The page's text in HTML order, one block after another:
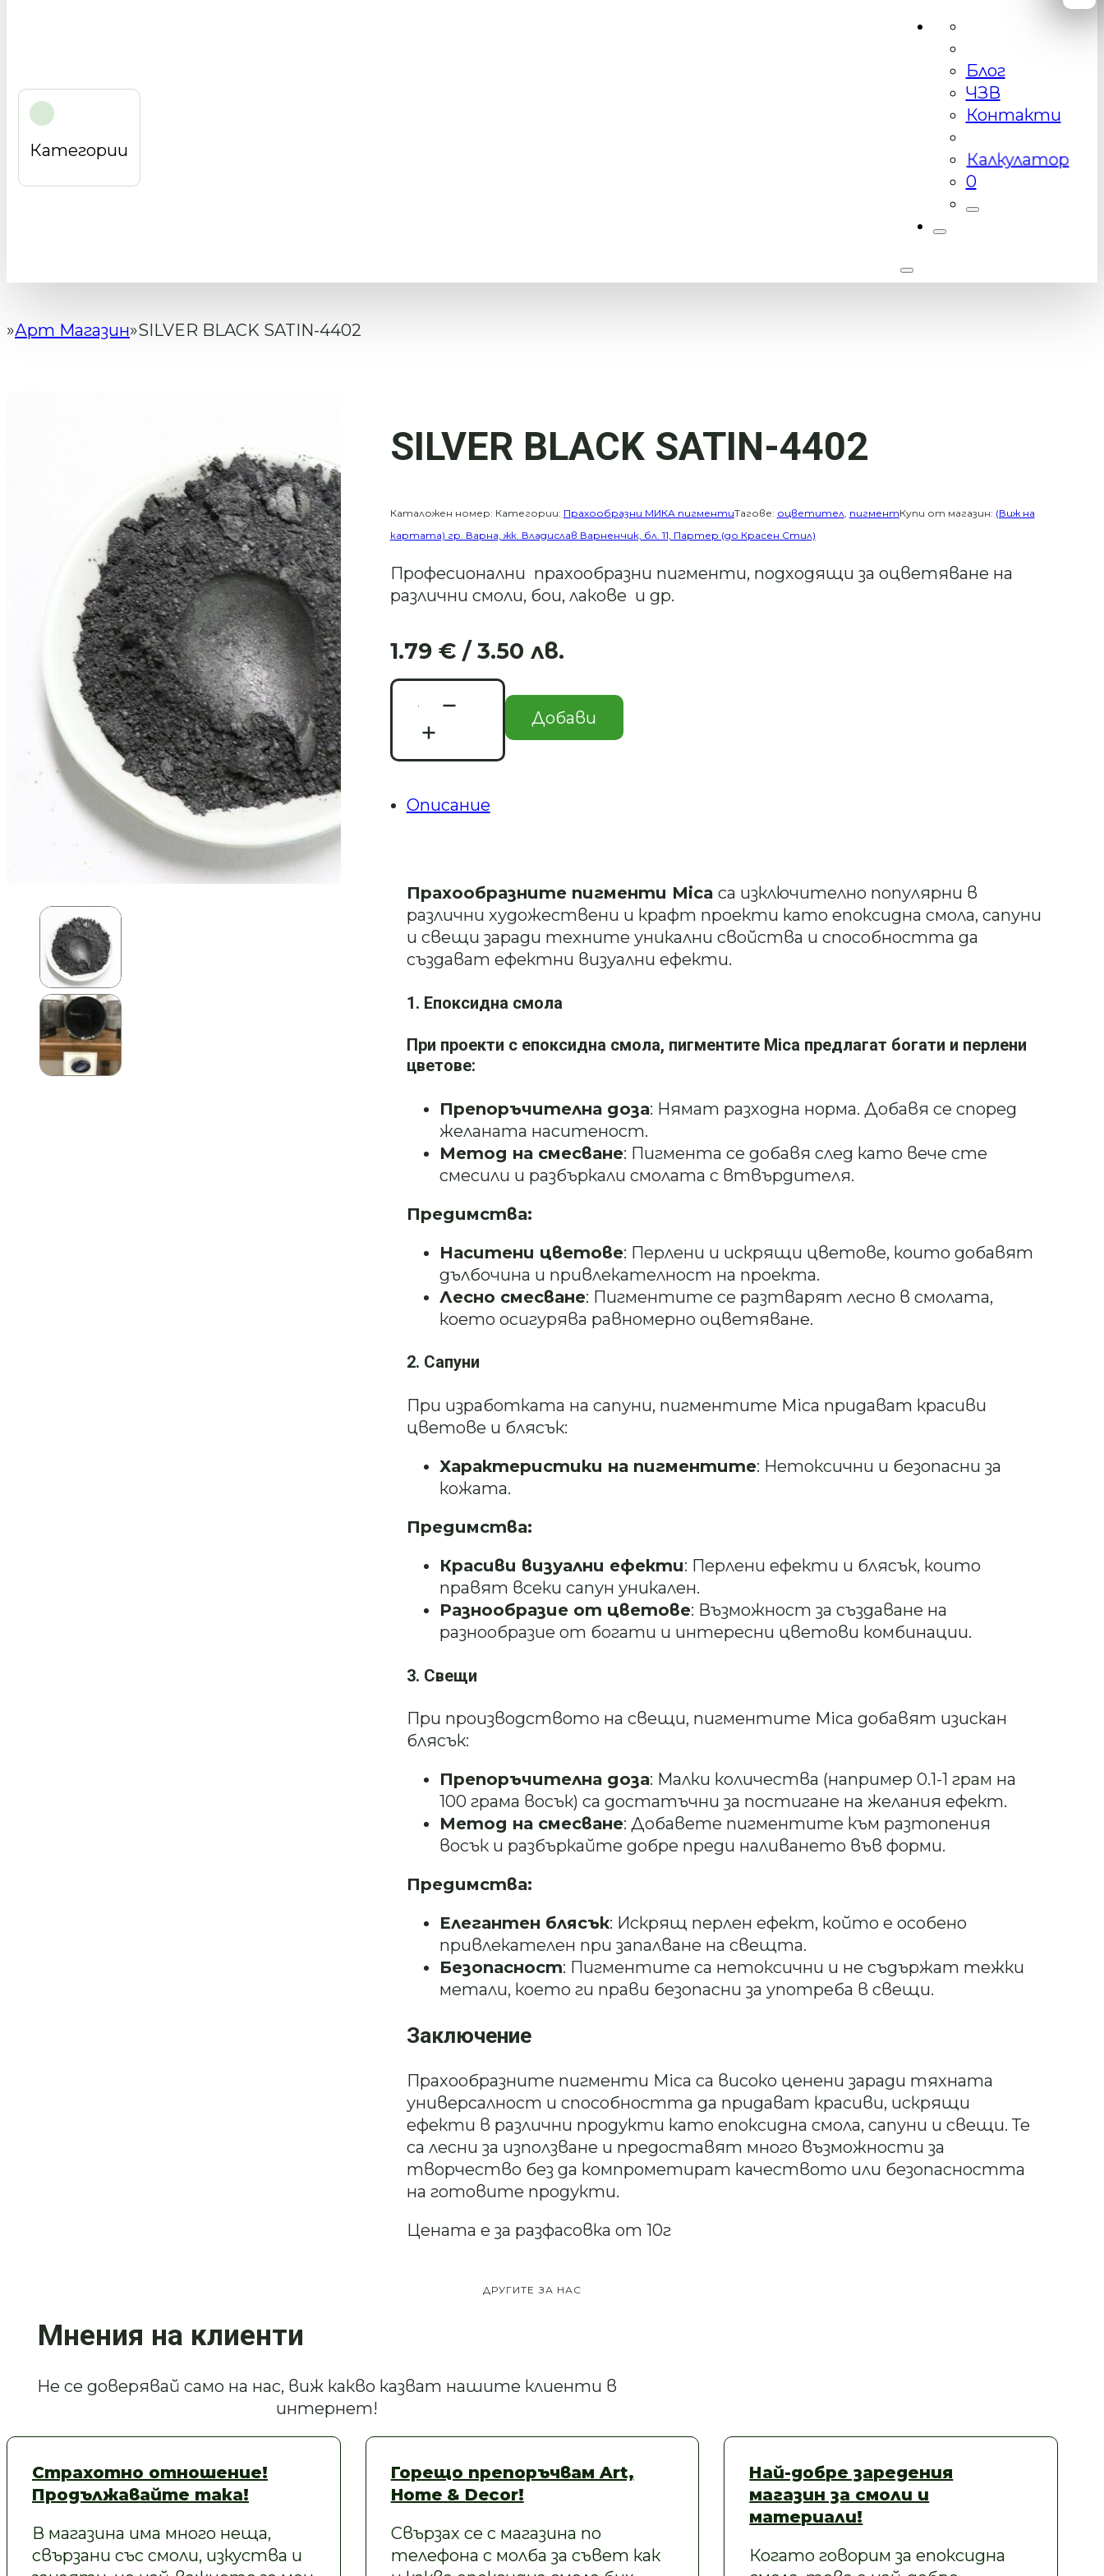
Категории
Блог
ЧЗВ
Контакти
Калкулатор
0
SILVER BLACK SATIN-4402
Каталожен номер: Категории: Прахообразни МИКА пигментиТагове: оцветител, пигментКупи от магазин: (Виж на
картата) гр. Варна, жк. Владислав Варненчик, бл. 11, Партер (до Красен Стил)
Професионални прахообразни пигменти, подходящи за оцветяване на
различни смоли, бои, лакове и др.
Original
price
was:
3.58 €
/
1.79 €/ 3.50 лв.
Текущата
цена
1.79 €
/
количество
SILVER
SATIN-
Добави
Описание
Прахообразните пигменти Mica са изключително популярни в
различни художествени и крафт проекти като епоксидна смола, сапуни
и свещи заради техните уникални свойства и способността да
създават ефектни визуални ефекти.
1. Епоксидна смола
При проекти с епоксидна смола, пигментите Mica предлагат богати и перлени
цветове:
Препоръчителна доза: Нямат разходна норма. Добавя се според
желаната наситеност.
Метод на смесване: Пигмента се добавя след като вече сте
смесили и разбъркали смолата с втвърдителя.
Предимства:
Наситени цветове: Перлени и искрящи цветове, които добавят
дълбочина и привлекателност на проекта.
Лесно смесване: Пигментите се разтварят лесно в смолата,
което осигурява равномерно оцветяване.
2. Сапуни
При изработката на сапуни, пигментите Mica придават красиви
цветове и блясък:
Характеристики на пигментите: Нетоксични и безопасни за
кожата.
Предимства:
Красиви визуални ефекти: Перлени ефекти и блясък, които
правят всеки сапун уникален.
Разнообразие от цветове: Възможност за създаване на
разнообразие от богати и интересни цветови комбинации.
3. Свещи
При производството на свещи, пигментите Mica добавят изискан
блясък:
Препоръчителна доза: Малки количества (например 0.1-1 грам на
100 грама восък) са достатъчни за постигане на желания ефект.
Метод на смесване: Добавете пигментите към разтопения
восък и разбъркайте добре преди наливането във форми.
Предимства:
Елегантен блясък: Искрящ перлен ефект, който е особено
привлекателен при запалване на свещта.
Безопасност: Пигментите са нетоксични и не съдържат тежки
метали, което ги прави безопасни за употреба в свещи.
Заключение
Прахообразните пигменти Mica са високо ценени заради тяхната
универсалност и способността да придават красиви, искрящи
ефекти в различни продукти като епоксидна смола, сапуни и свещи. Те
са лесни за използване и предоставят много възможности за
творчество без да компрометират качеството или безопасността
на готовите продукти.
Цената е за разфасовка от 10г
Начало
Арт Магазин SILVER BLACK SATIN-4402
ДРУГИТЕ ЗА НАС
Мнения на клиенти
Не се доверявай само на нас, виж какво казват нашите клиенти в
интернет!
Страхотно отношение!
Продължавайте така!
В магазина има много неща,
свързани със смоли, изкуства и
Горещо препоръчвам Art,
Home & Decor!
Свързах се с магазина по
телефона с молба за съвет как
Най-добре заредения
магазин за смоли и
материали!
Когато говорим за епоксидна